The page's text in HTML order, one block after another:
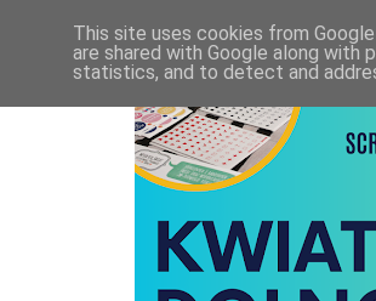
This site uses cookies from
are shared with Google along with
statistics, and to detect and